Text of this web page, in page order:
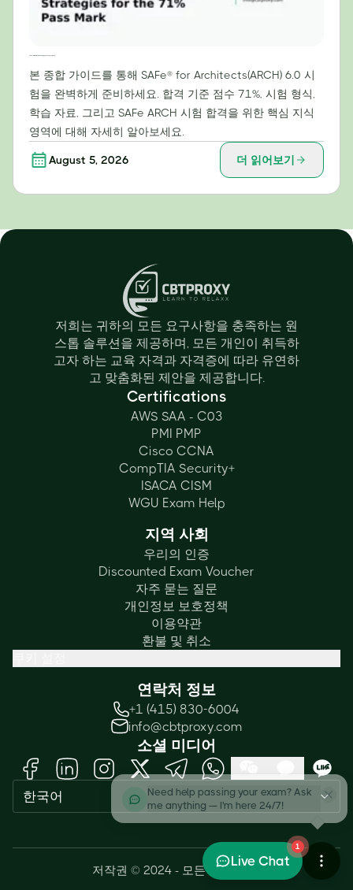
본 종합 가이드를 통해 SAFe® for Architects(ARCH) 6.0 시
험을 완벽하게 준비하세요. 합격 기준 점수 71%, 시험 형식,
학습 자료, 그리고 SAFe ARCH 시험 합격을 위한 핵심 지식
영역에 대해 자세히 알아보세요.
August 5, 2026 더 읽어보기
저희는 귀하의 모든 요구사항을 충족하는 원
스톱 솔루션을 제공하며, 모든 개인이 취득하
고자 하는 교육 자격과 자격증에 따라 유연하
고 맞춤화된 제안을 제공합니다.
Certifications
AWS SAA - C03
PMI PMP
Cisco CCNA
CompTIA Security+
ISACA CISM
WGU Exam Help
지역 사회
우리의 인증
Discounted Exam Voucher
자주 묻는 질문
개인정보 보호정책
이용약관
환불 및 취소
연락처 정보
+1 (415) 830-6004
info@cbtproxy.com
소셜 미디어
한국어
저작권 © 2024 - 모든 권리 보유.
Need help passing your exam? Ask
me anything — I'm here 24/7!
1
Live Chat